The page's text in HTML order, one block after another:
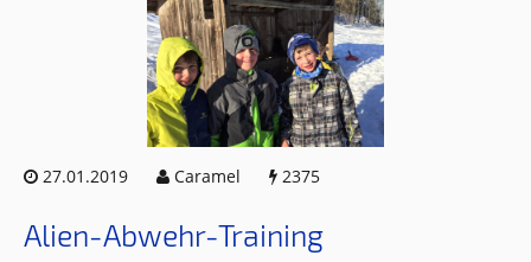
27.01.2019 Caramel 2375
Alien-Abwehr-Training